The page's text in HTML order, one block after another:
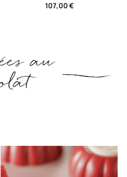
107,00 €
au